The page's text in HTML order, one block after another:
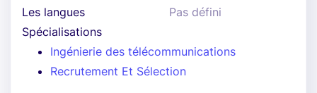
Les langues
Pas défini
Spécialisations
Ingénierie des télécommunications
Recrutement Et Sélection